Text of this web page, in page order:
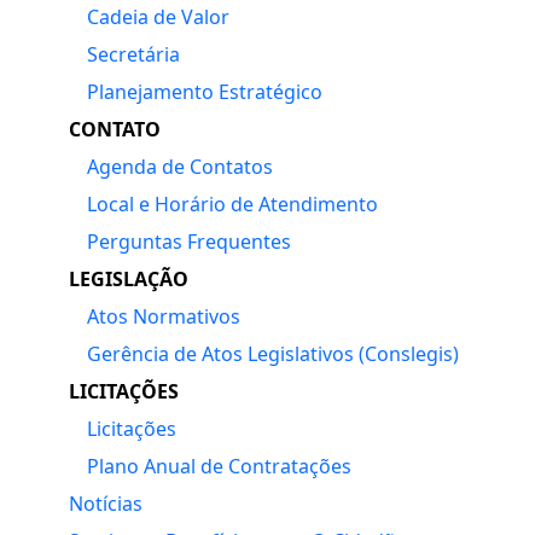
Cadeia de Valor
Secretária
Planejamento Estratégico
CONTATO
Agenda de Contatos
Local e Horário de Atendimento
Perguntas Frequentes
LEGISLAÇÃO
Atos Normativos
Gerência de Atos Legislativos (Conslegis)
LICITAÇÕES
Licitações
Plano Anual de Contratações
Notícias